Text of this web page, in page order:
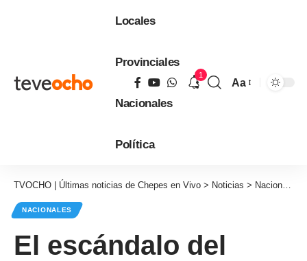
Locales
Provinciales
Nacionales
Política
1
Aa
TVOCHO | Últimas noticias de Chepes en Vivo > Noticias > Nacionales
NACIONALES
El escándalo del